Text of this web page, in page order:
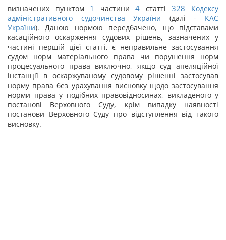
визначених пунктом 1 частини4 статті328
Кодексу
адміністративного судочинства України (далі - КАС
України). Даною нормою передбачено, що підставами
касаційного оскарження судових рішень, зазначених у
частині першій цієї статті, є неправильне застосування
судом норм матеріального права чи порушення норм
процесуального права виключно, якщо суд апеляційної
інстанції в оскаржуваному судовому рішенні застосував
норму права без урахування висновку щодо застосування
норми права у подібних правовідносинах, викладеного у
постанові Верховного Суду, крім випадку наявності
постанови Верховного Суду про відступлення від такого
висновку.